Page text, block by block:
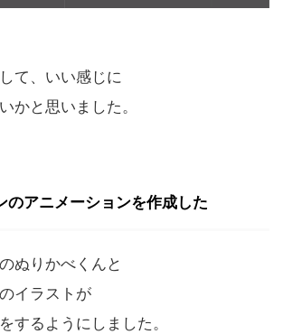
て、いい感じに
かと思いました。
のアニメーションを作成した
ぬりかべくんと
イラストが
するようにしました。